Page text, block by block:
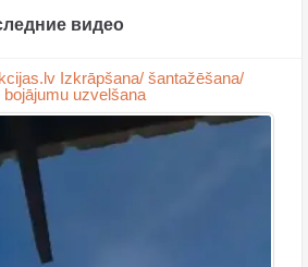
видео
Izkrāpšana/ šantažēšana/
bojājumu uzvelšana